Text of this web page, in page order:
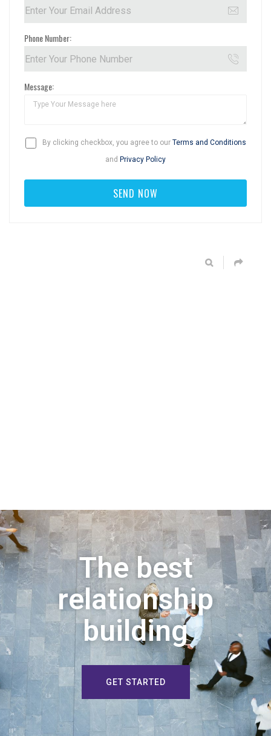
Phone Number:
Message:
By clicking checkbox, you agree to our Terms and Conditions
and Privacy Policy
The best
relationship
building
GET STARTED